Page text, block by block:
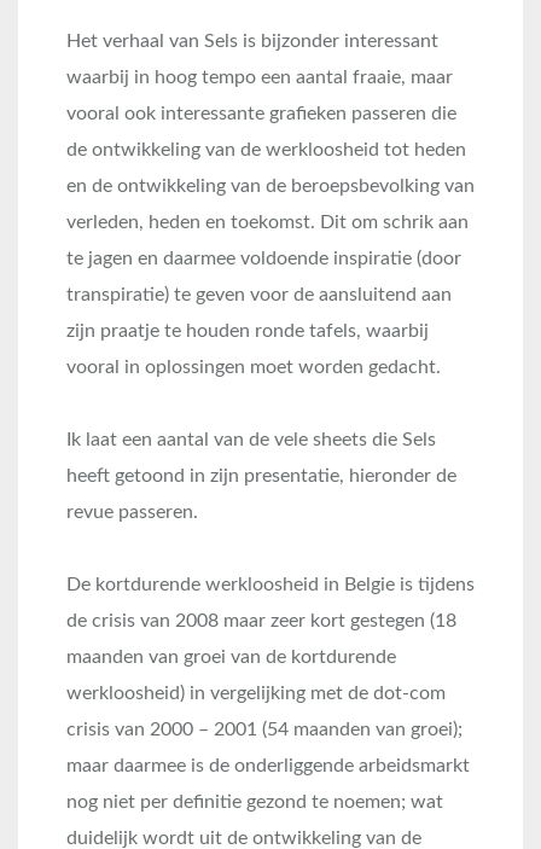
Het verhaal van Sels is bijzonder interessant
waarbij in hoog tempo een aantal fraaie, maar
vooral ook interessante grafieken passeren die
de ontwikkeling van de werkloosheid tot heden
en de ontwikkeling van de beroepsbevolking van
verleden, heden en toekomst. Dit om schrik aan
te jagen en daarmee voldoende inspiratie (door
transpiratie) te geven voor de aansluitend aan
zijn praatje te houden ronde tafels, waarbij
vooral in oplossingen moet worden gedacht.
Ik laat een aantal van de vele sheets die Sels
heeft getoond in zijn presentatie, hieronder de
revue passeren.
De kortdurende werkloosheid in Belgie is tijdens
de crisis van 2008 maar zeer kort gestegen (18
maanden van groei van de kortdurende
werkloosheid) in vergelijking met de dot-com
crisis van 2000 – 2001 (54 maanden van groei);
maar daarmee is de onderliggende arbeidsmarkt
nog niet per definitie gezond te noemen; wat
duidelijk wordt uit de ontwikkeling van de